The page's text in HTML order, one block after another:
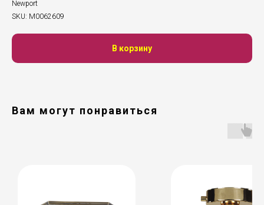
Newport
SKU: М0062609
В корзину
Вам могут понравиться